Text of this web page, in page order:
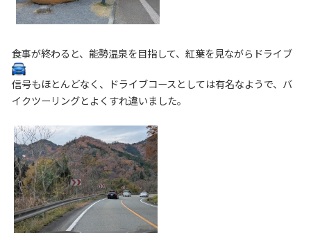
食事が終わると、能勢温泉を目指して、紅葉を見ながらドライブ
信号もほとんどなく、ドライブコースとしては有名なようで、バ
イクツーリングとよくすれ違いました。